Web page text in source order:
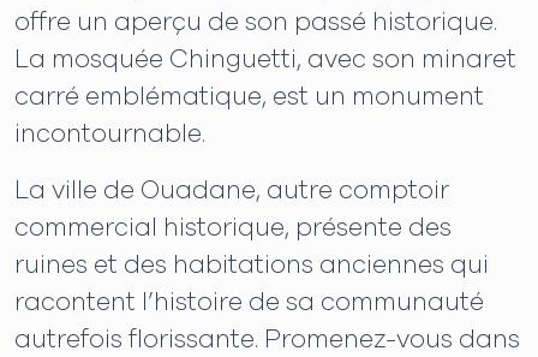
offre un aperçu de son passé historique.
La mosquée Chinguetti, avec son minaret
carré emblématique, est un monument
incontournable.
La ville de Ouadane, autre comptoir
commercial historique, présente des
ruines et des habitations anciennes qui
racontent l’histoire de sa communauté
autrefois florissante. Promenez-vous dans